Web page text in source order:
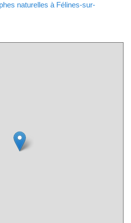
naturelles à Félines-sur-